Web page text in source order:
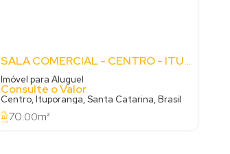
SALA COMERCIAL - CENTRO - ITUPORANGA - SC
Consulte o Valor
Imóvel para Aluguel
Centro, Ituporanga, Santa Catarina, Brasil
70.00m²